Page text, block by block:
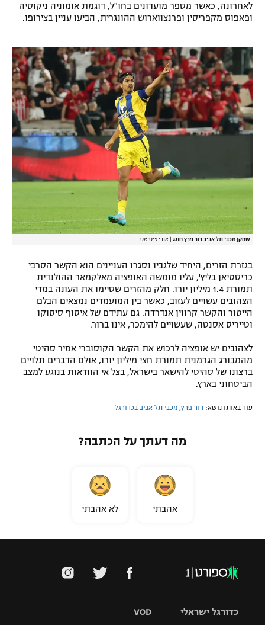
לאחרונה, כאשר מספר מועדונים בחו"ל, דוגמת אומוניה ניקוסיה
ופאפוס מקפריסין ופרנצווארוש ההונגרית, הביעו עניין בצירופו.
שחקן מכבי תל אביב דור פרץ חוגג אודי ציטיאט
בגזרת הזרים, היחיד שלגביו נסגרו העניינים הוא הקשר הסרבי
כריסטיאן בליץ', עליו מומשה האופציה מאלקמאר ההולנדית
תמורת 1.4 מיליון יורו. חלק מהזרים שסיימו את העונה במדי
הצהובים עשויים לעזוב, כאשר בין המועמדים נמצאים הבלם
הייטור והקשר קרווין אנדרדה. גם עתידם של איסוף סיסוקו
וטייריס אסנטה, שעשויים להימכר, אינו ברור.
לצהובים יש אופציה לרכוש את הקשר הקוסוברי אמיר סהיטי
מהמבורג הגרמנית תמורת חצי מיליון יורו, אולם הדברים תלויים
ברצונו של סהיטי להישאר בישראל, בצל אי הוודאות בנוגע למצב
הביטחוני בארץ.
עוד באותו נושא: דור פרץ מכבי תל אביב בכדורגל
מה דעתך על הכתבה?
אהבתי לא אהבתי
VOD כדורגל ישראלי